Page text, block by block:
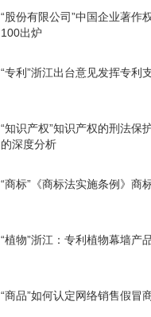
“股份有限公司”中国企业著作
100出炉
“专利”浙江出台意见发挥专利
“知识产权”知识产权的刑法保
的深度分析
“商标”《商标法实施条例》商
“植物”浙江：专利植物幕墙产
“商品”如何认定网络销售假冒